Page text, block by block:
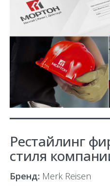
Рестайлинг
стиля
Бренд: Merk Reisen